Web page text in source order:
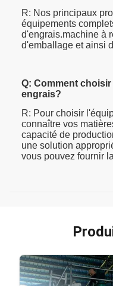
R: Nos principaux
équipements
d'engrais.machine à
d'emballage et ainsi
Q: Comment
engrais?
R: Pour choisir
connaître vos
capacité de
une solution
vous pouvez fournir